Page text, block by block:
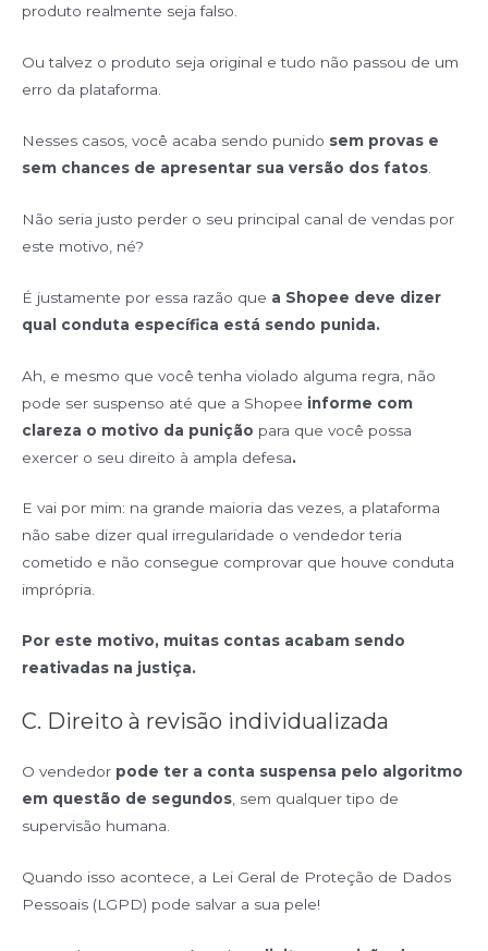
produto realmente seja falso.
Ou talvez o produto seja original e tudo não passou de um
erro da plataforma.
Nesses casos, você acaba sendo punido sem provas e
sem chances de apresentar sua versão dos fatos
Não seria justo perder o seu principal canal de vendas por
este motivo, né?
É justamente por essa razão que a Shopee deve dizer
qual conduta específica está sendo punida.
Ah, e mesmo que você tenha violado alguma regra, não
pode ser suspenso até que a Shopee informe com
clareza o motivo da punição para que você possa
exercer o seu direito à ampla defesa.
E vai por mim: na grande maioria das vezes, a plataforma
não sabe dizer qual irregularidade o vendedor teria
cometido e não consegue comprovar que houve conduta
imprópria.
Por este motivo, muitas contas acabam sendo
reativadas na justiça.
C. Direito à revisão individualizada
O vendedor pode ter a conta suspensa pelo algoritmo
em questão de segundos, sem qualquer tipo de
supervisão humana.
Quando isso acontece, a Lei Geral de Proteção de Dados
Pessoais (LGPD) pode salvar a sua pele!